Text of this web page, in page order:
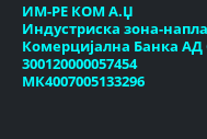
ИМ-РЕ КОМ А.Џ
Индустриска зона-
Комерцијална Банка АД
300120000057454
МК4007005133296